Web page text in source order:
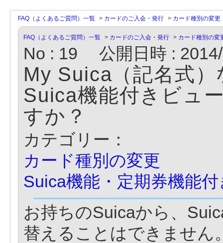
FAQ（よくあるご質問）一覧 > カードのご入会・発行 > カード種別の変更
FAQ（よくあるご質問）一覧 > カードのご入会・発行 > カード種別の変
No : 19 公開日時 :
My Suica（記名式
Suica機能付きビュ
すか？
カテゴリー：
カード種別の変更
Suica機能・定期券機能
お持ちのSuicaから、
替えることはできません